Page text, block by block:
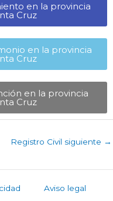
en la provincia
Cruz​
en la provincia
Cruz​
en la provincia
Cruz​
Registro Civil siguiente →
Aviso legal